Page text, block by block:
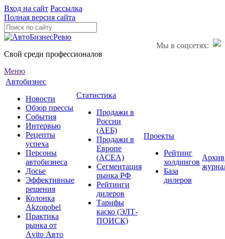
Вход на сайт Рассылка
Полная версия сайта
Мы в соцсетях:
Свой среди профессионалов
Меню
Автобизнес
Новости
Обзор прессы
События
Интервью
Рецепты
успеха
Персоны
автобизнеса
Досье
Эффективные
решения
Колонка
Akzonobel
Практика
рынка от
Аvito Авто
Статистика
Продажи в
России
(АЕБ)
Продажи в
Европе
(ACEA)
Сегментация
рынка РФ
Рейтинги
дилеров
Тарифы
каско (ЭЛТ-
ПОИСК)
Проекты
Рейтинг
холдингов
База
дилеров
Архив